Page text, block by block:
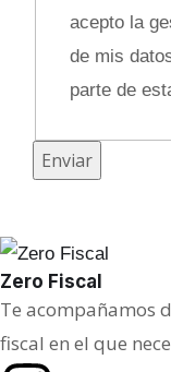
a
j
acepto la
de mis
parte de
Enviar
Zero Fiscal
Te acompañamos
fiscal en el que